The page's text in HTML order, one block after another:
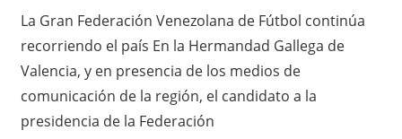
La Gran Federación Venezolana de Fútbol continúa
recorriendo el país En la Hermandad Gallega de
Valencia, y en presencia de los medios de
comunicación de la región, el candidato a la
presidencia de la Federación